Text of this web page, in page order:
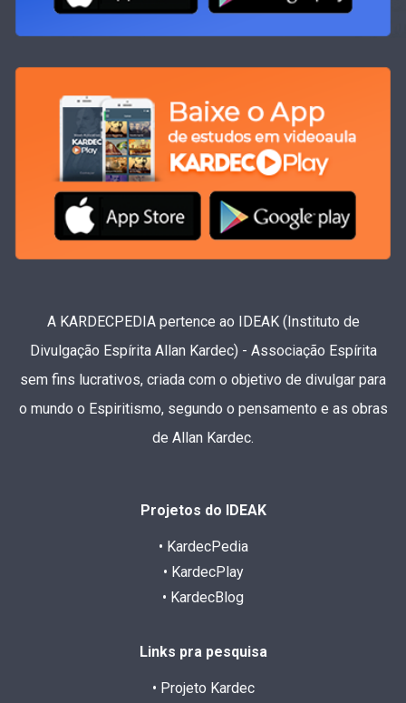
A KARDECPEDIA pertence ao IDEAK (Instituto de
Divulgação Espírita Allan Kardec) - Associação Espírita
sem fins lucrativos, criada com o objetivo de divulgar para
o mundo o Espiritismo, segundo o pensamento e as obras
de Allan Kardec.
Projetos do IDEAK
• KardecPedia
• KardecPlay
• KardecBlog
Links pra pesquisa
• Projeto Kardec